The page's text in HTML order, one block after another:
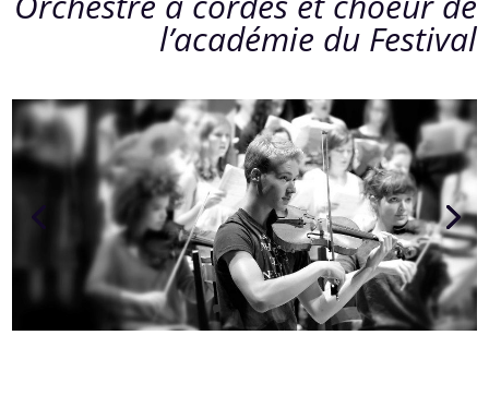
l’académie du Festival